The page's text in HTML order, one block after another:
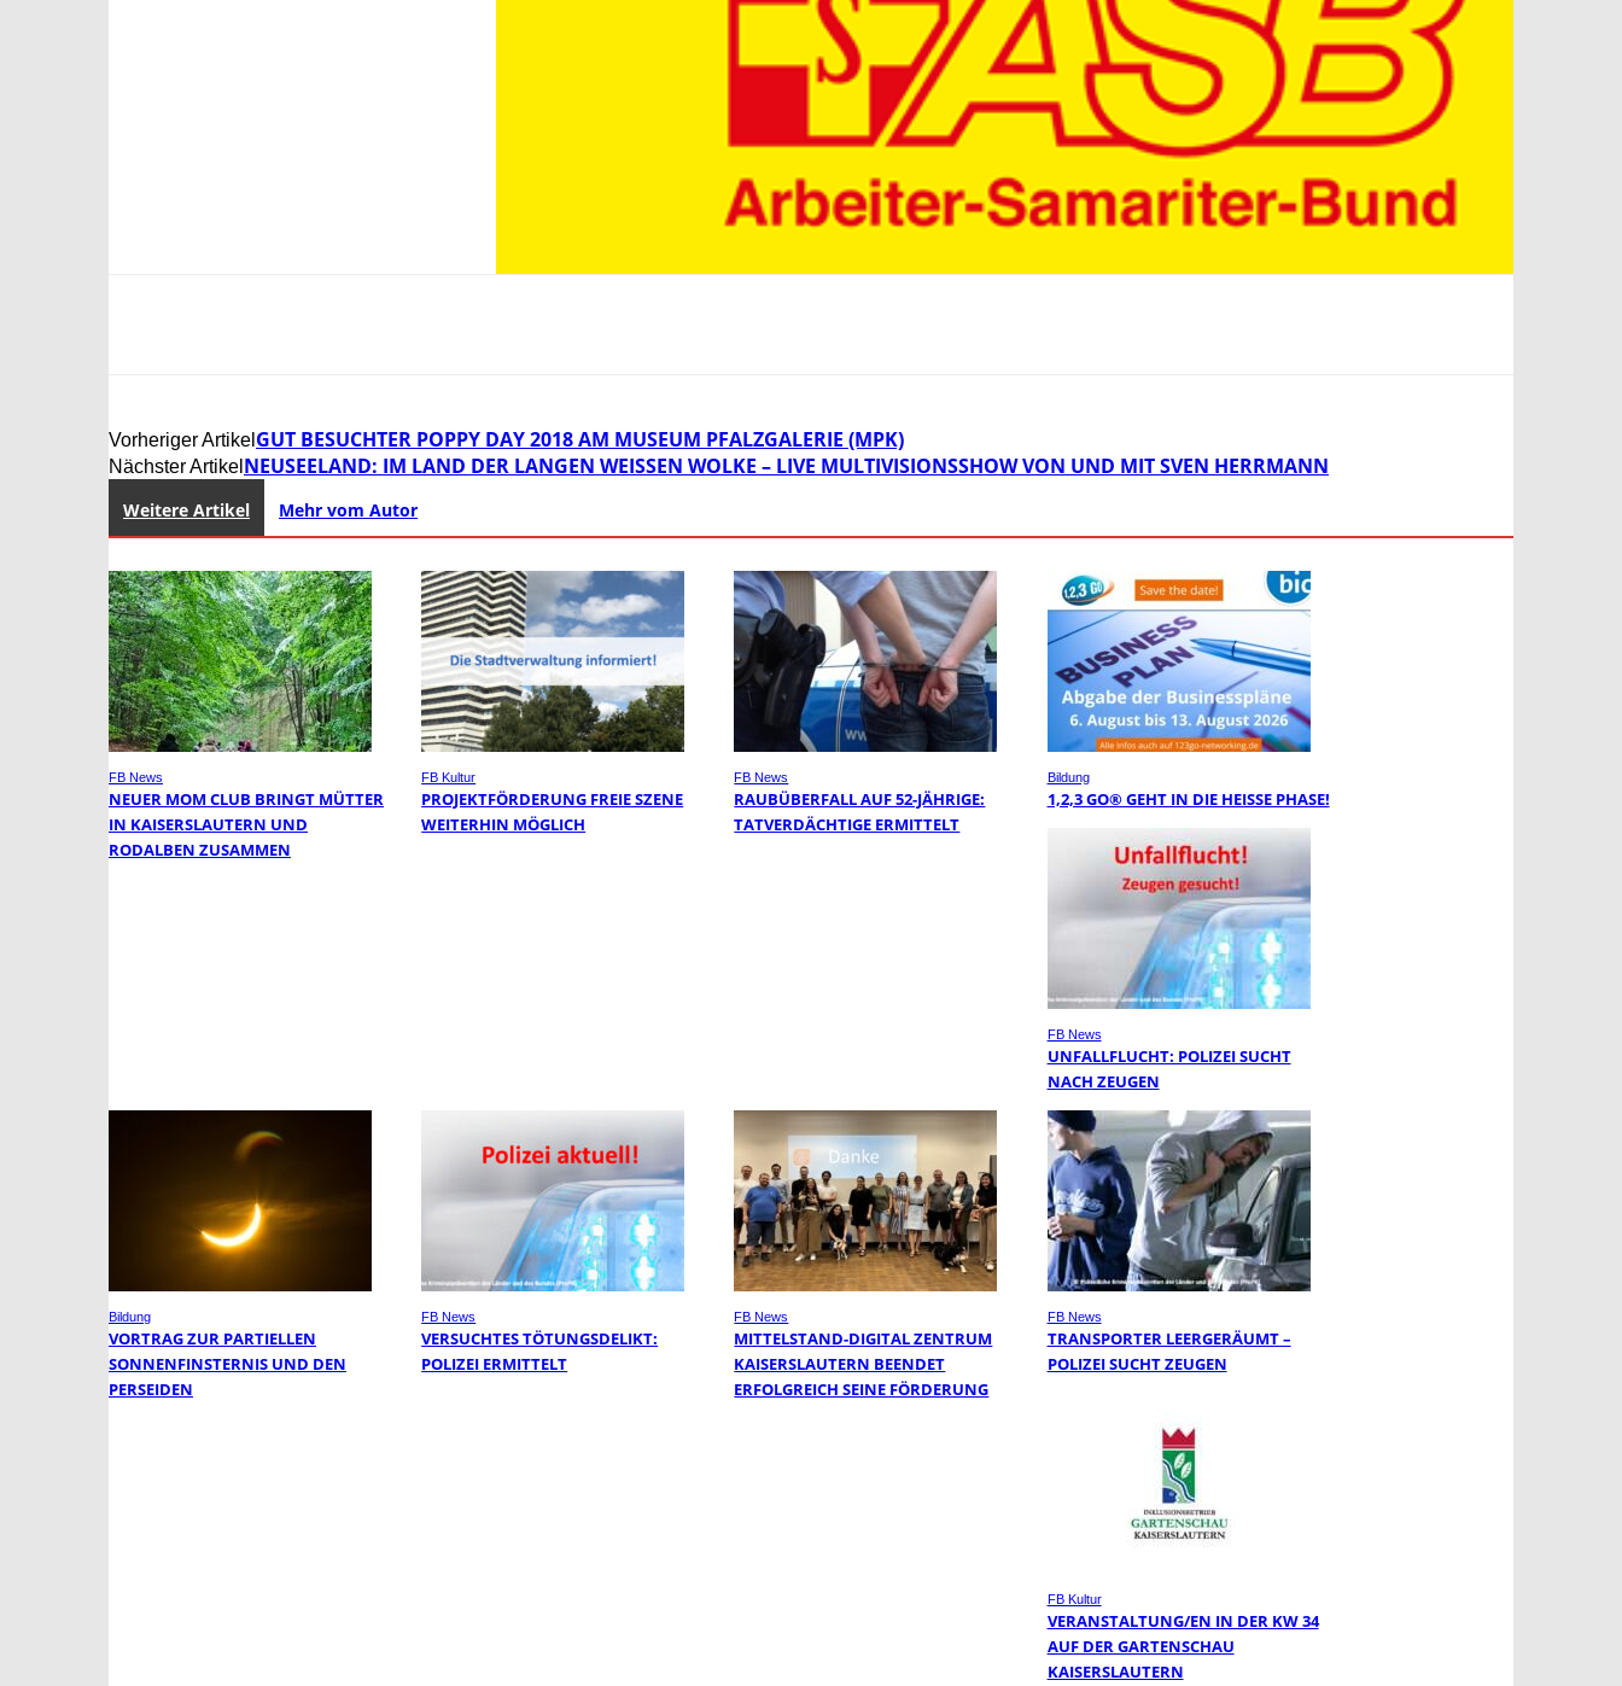
Vorheriger Artikel GUT BESUCHTER POPPY DAY 2018 AM MUSEUM PFALZGALERIE (MPK)
Nächster Artikel NEUSEELAND: IM LAND DER LANGEN WEISSEN WOLKE – LIVE MULTIVISIONSSHOW VON UND MIT SVEN HERRMANN
Weitere Artikel Mehr vom Autor
FB News
NEUER MOM CLUB BRINGT MÜTTER
IN KAISERSLAUTERN UND
RODALBEN ZUSAMMEN
FB Kultur
PROJEKTFÖRDERUNG FREIE SZENE
WEITERHIN MÖGLICH
FB News
RAUBÜBERFALL AUF 52-JÄHRIGE:
TATVERDÄCHTIGE ERMITTELT
Bildung
1,2,3 GO® GEHT IN DIE HEISSE PHASE!
FB News
UNFALLFLUCHT: POLIZEI SUCHT
NACH ZEUGEN
Bildung
VORTRAG ZUR PARTIELLEN
SONNENFINSTERNIS UND DEN
PERSEIDEN
FB News
VERSUCHTES TÖTUNGSDELIKT:
POLIZEI ERMITTELT
FB News
MITTELSTAND-DIGITAL ZENTRUM
KAISERSLAUTERN BEENDET
ERFOLGREICH SEINE FÖRDERUNG
FB News
TRANSPORTER LEERGERÄUMT –
POLIZEI SUCHT ZEUGEN
FB Kultur
VERANSTALTUNG/EN IN DER KW 34
AUF DER GARTENSCHAU
KAISERSLAUTERN